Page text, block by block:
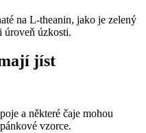
na L-theanin, jako je zelený
úroveň úzkosti.
jíst
a některé čaje mohou
vzorce.